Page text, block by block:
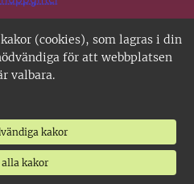
(cookies), som lagras i din
för att webbplatsen
valbara.
kakor
kakor